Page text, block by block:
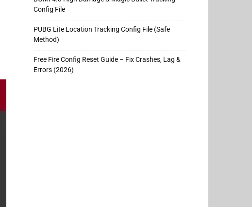
Config File
PUBG Lite Location Tracking Config File (Safe
Method)
Free Fire Config Reset Guide – Fix Crashes, Lag &
Errors (2026)